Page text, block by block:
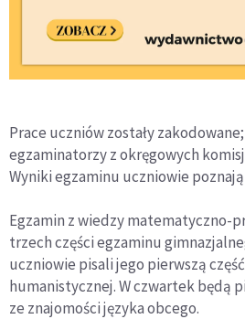
Prace uczniów zostały
egzaminatorzy z okręgowych
Wyniki egzaminu uczniowie
Egzamin z wiedzy matematyczno-
trzech części egzaminu
uczniowie pisali jego pierwszą
humanistycznej. W czwartek będą
ze znajomości języka obcego.